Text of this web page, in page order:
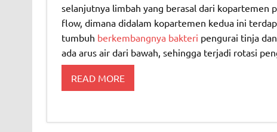
selanjutnya limbah yang berasal dari kopartemen
flow, dimana didalam kopartemen kedua ini
tumbuh berkembangnya bakteri pengurai tinja
ada arus air dari bawah, sehingga terjadi rotasi
READ MORE